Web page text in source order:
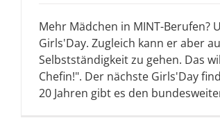
Mehr Mädchen in MINT-
Girls'Day. Zugleich kann er aber
Selbstständigkeit zu gehen. Das
Chefin!". Der nächste Girls'Day
20 Jahren gibt es den